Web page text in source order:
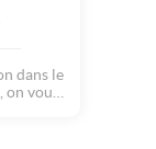
dans le
vous